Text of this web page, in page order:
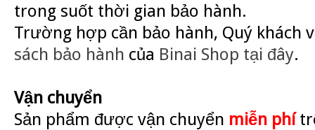
trong suốt thời gian bảo hành.
Trường hợp cần bảo hành, Quý khách
sách bảo hành của Binai Shop tại đây.
Vận chuyển
Sản phẩm được vận chuyển miễn phí